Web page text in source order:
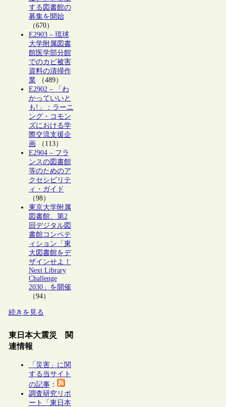
する図書館の
募集を開始
（670）
E2903 – 琉球
大学附属図書
館医学部分館
でのカビ被害
資料の清掃作
業（489）
E2902 – 「わ
かっていいと
も!」：ラーニ
ング・コモン
ズにおける学
際交流支援企
画 （113）
E2904 – フラ
ンスの図書館
等のためのア
クセシビリテ
ィ・ガイド
（98）
東京大学附属
図書館、第2
回デジタル図
書館コンペテ
ィション「東
大図書館をデ
ザインせよ！
Next Library
Challenge
2030」を開催
（94）
続きを見る
東日本大震災 関
連情報
「災害」に関
する当サイト
の記事：
調査研究リポ
ート「東日本